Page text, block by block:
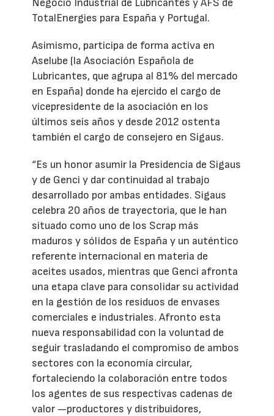
Negocio Industrial de Lubricantes y AFS de
TotalEnergies para España y Portugal.
Asimismo, participa de forma activa en
Aselube (la Asociación Española de
Lubricantes, que agrupa al 81% del mercado
en España) donde ha ejercido el cargo de
vicepresidente de la asociación en los
últimos seis años y desde 2012 ostenta
también el cargo de consejero en Sigaus.
“Es un honor asumir la Presidencia de Sigaus
y de Genci y dar continuidad al trabajo
desarrollado por ambas entidades. Sigaus
celebra 20 años de trayectoria, que le han
situado como uno de los Scrap más
maduros y sólidos de España y un auténtico
referente internacional en materia de
aceites usados, mientras que Genci afronta
una etapa clave para consolidar su actividad
en la gestión de los residuos de envases
comerciales e industriales. Afronto esta
nueva responsabilidad con la voluntad de
seguir trasladando el compromiso de ambos
sectores con la economía circular,
fortaleciendo la colaboración entre todos
los agentes de sus respectivas cadenas de
valor —productores y distribuidores,